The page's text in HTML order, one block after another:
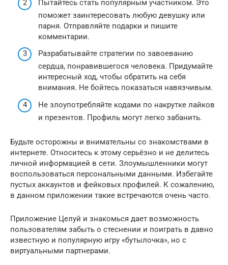
Пытайтесь стать популярным участником. Это
поможет заинтересовать любую девушку или
парня. Отправляйте подарки и пишите
комментарии.
Разрабатывайте стратегии по завоеванию
сердца, понравившегося человека. Придумайте
интересный ход, чтобы обратить на себя
внимания. Не бойтесь показаться навязчивым.
Не злоупотребляйте кодами по накрутке лайков
и презентов. Профиль могут легко забанить.
Будьте осторожны и внимательны со знакомствами в
интернете. Относитесь к этому серьёзно и не делитесь
личной информацией в сети. Злоумышленники могут
воспользоваться персональными данными. Избегайте
пустых аккаунтов и фейковых профилей. К сожалению,
в данном приложении такие встречаются очень часто.
Приложение Целуй и знакомься дает возможность
пользователям забыть о стеснении и поиграть в давно
известную и популярную игру «бутылочка», но с
виртуальными партнерами.